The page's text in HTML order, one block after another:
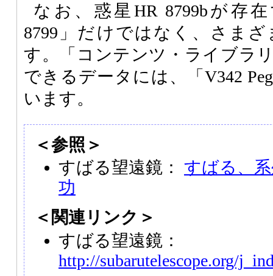
なお、惑星HR 8799bが存
8799」だけではなく、さま
す。「コンテンツ・ライブラ
できるデータには、「V342
います。
＜参照＞
すばる望遠鏡： すばる、
功
＜関連リンク＞
すばる望遠鏡：
http://subarutelescope.org/